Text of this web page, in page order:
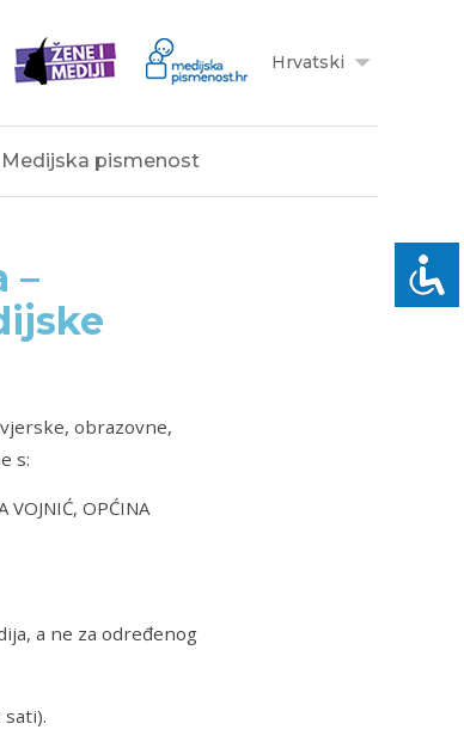
Hrvatski
Medijska pismenost
–
obrazovne,
s:
VOJNIĆ, OPĆINA
a ne za određenog